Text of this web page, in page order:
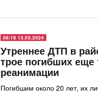
08:18 13.03.2024
Утреннее ДТП в
трое погибших еще
реанимации
Погибшим около 20 лет, их